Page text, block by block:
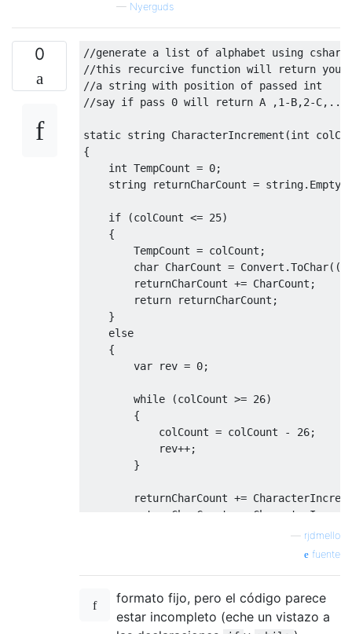
— Nyerguds
0
//generate a list of alphabet using csharp
//this recurcive function will return you
//a string with position of passed int
//say if pass 0 will return A ,1-B,2-
static string CharacterIncrement (int
{
int TempCount = 0;
string returnCharCount = string. Empty
if (colCount <= 25)
{
TempCount = colCount ;
char CharCount = Convert .ToChar((
        returnCharCount
+= CharCount ;
return returnCharCount ;
}
else
{
var rev = 0;
while (colCount >= 26)
{
            colCount
= colCount - 26;
            rev
++;
}
        returnCharCount
+=
        returnCharCount
//--------this loop call this
int
i = 0;
<>
rjdmello
fuente
formato fijo, pero el código parece
estar incompleto (eche un vistazo a